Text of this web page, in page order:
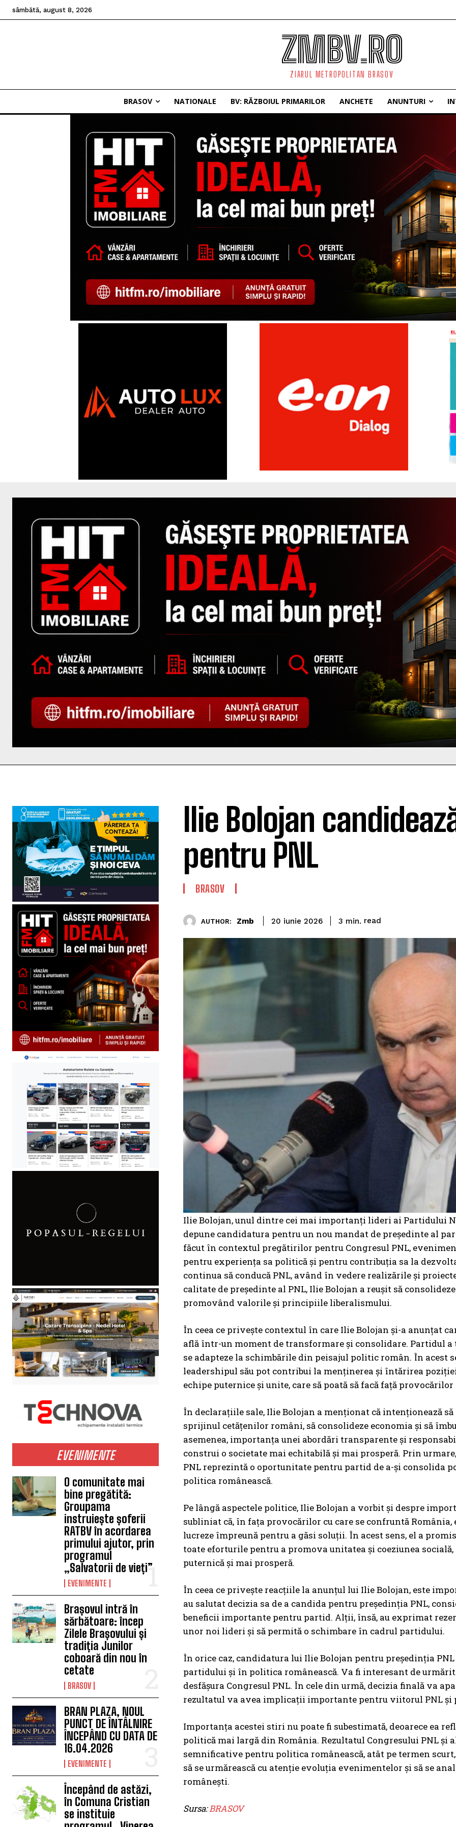
sâmbătă, august 8, 2026
ZMBV.RO
ZIARUL METROPOLITAN BRASOV
BRASOV NATIONALE BV: RĂZBOIUL PRIMARILOR ANCHETE ANUNTURI
EVENIMENTE
O comunitate mai
bine pregătită:
Groupama
instruiește șoferii
RATBV în acordarea
primului ajutor, prin
programul
„Salvatorii de vieți”
EVENIMENTE
Brașovul intră în
sărbătoare: încep
Zilele Brașovului și
tradiția Junilor
coboară din nou în
cetate
BRASOV
BRAN PLAZA, NOUL
PUNCT DE ÎNTÂLNIRE
ÎNCEPÂND CU DATA DE
16.04.2026
EVENIMENTE
Începând de astăzi,
în Comuna Cristian
se instituie
Ilie Bolojan
pentru PNL
BRASOV
AUTHOR: Zmb 20 iunie 2026 3 min. read
Ilie Bolojan, unul dintre cei mai importanți lideri ai Partidului
depune candidatura pentru un nou mandat de președinte al
făcut în contextul pregătirilor pentru Congresul PNL,
pentru experiența sa politică și pentru contribuția sa la
continua să conducă PNL, având în vedere realizările și
calitate de președinte al PNL, Ilie Bolojan a reușit să
promovând valorile și principiile liberalismului.
În ceea ce privește contextul în care Ilie Bolojan și-a anunțat
află într-un moment de transformare și consolidare. Partidul
se adapteze la schimbările din peisajul politic român. În acest
leadershipul său pot contribui la menținerea și întărirea
echipe puternice și unite, care să poată să facă față
În declarațiile sale, Ilie Bolojan a menționat că intenționează
sprijinul cetățenilor români, să consolideze economia și să
asemenea, importanța unei abordări transparente și
construi o societate mai echitabilă și mai prosperă. Prin
PNL reprezintă o oportunitate pentru partid de a-și consolida
politica românească.
Pe lângă aspectele politice, Ilie Bolojan a vorbit și despre
subliniat că, în fața provocărilor cu care se confruntă România,
lucreze împreună pentru a găsi soluții. În acest sens, el a
toate eforturile pentru a promova unitatea și coeziunea
puternică și mai prosperă.
În ceea ce privește reacțiile la anunțul lui Ilie Bolojan, este
au salutat decizia sa de a candida pentru președinția PNL,
beneficii importante pentru partid. Alții, însă, au exprimat
unor noi lideri și să permită o schimbare în cadrul partidului.
În orice caz, candidatura lui Ilie Bolojan pentru președinția
partidului și în politica românească. Va fi interesant de
desfășura Congresul PNL. În cele din urmă, decizia finală va
rezultatul va avea implicații importante pentru viitorul PNL și
Importanța acestei stiri nu poate fi subestimată, deoarece ea
politică mai largă din România. Rezultatul Congresului PNL
semnificative pentru politica românească, atât pe termen
să se urmărească cu atenție evoluția evenimentelor și să se
românești.
Sursa:BRASOV